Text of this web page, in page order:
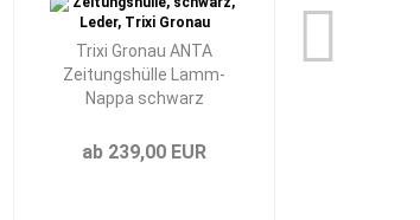
Trixi Gronau ANTA
Zeitungshülle Lamm-
Nappa schwarz
ab 239,00 EUR